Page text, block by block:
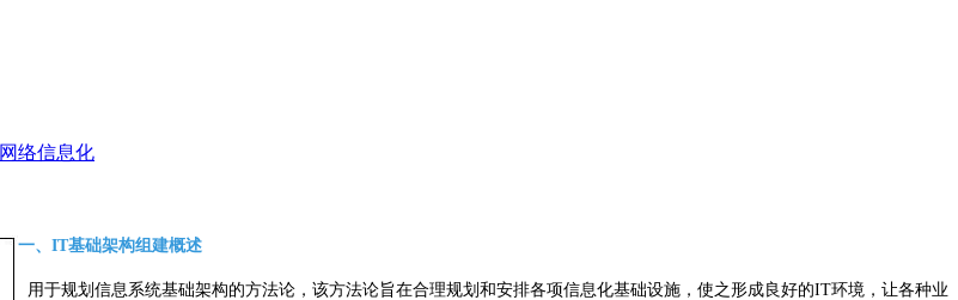
网络信息化
一、IT基础架构组建概述
用于规划信息系统基础架构的方法论，该方法论旨在合理规划和安排各项信息化基础设施，使之形成良好的IT环境，让各种业